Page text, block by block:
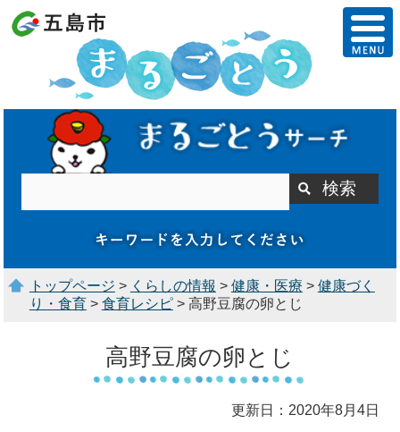
トップページ > くらしの情報 > 健康・医療 > 健康づく
り・食育> 食育レシピ> 高野豆腐の卵とじ
高野豆腐の卵とじ
更新日：2020年8月4日